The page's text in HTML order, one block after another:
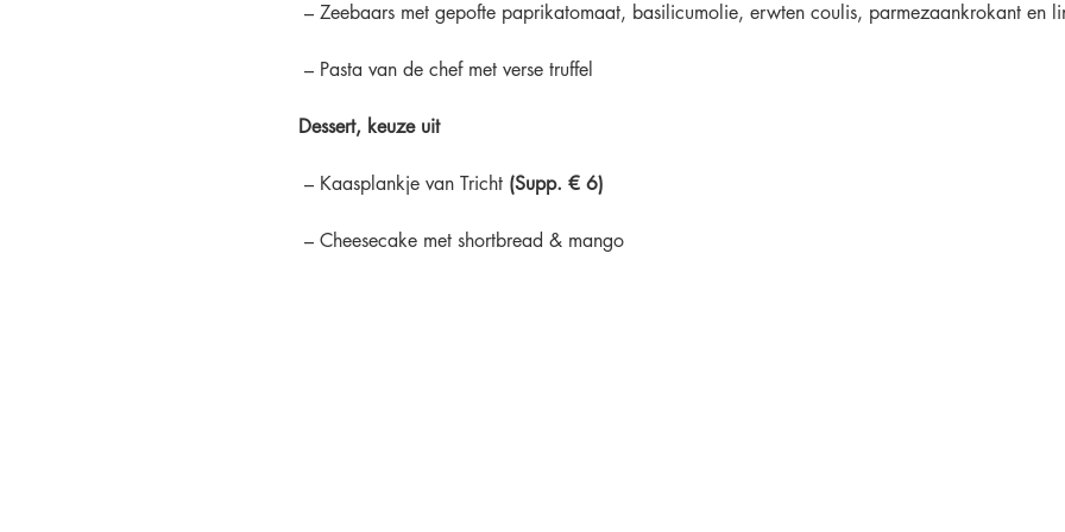
– Zeebaars met gepofte paprikatomaat, basilicumolie, erwten coulis, parmezaankrokant en
– Pasta van de chef met verse truffel
Dessert, keuze uit
– Kaasplankje van Tricht (Supp. € 6)
– Cheesecake met shortbread & mango